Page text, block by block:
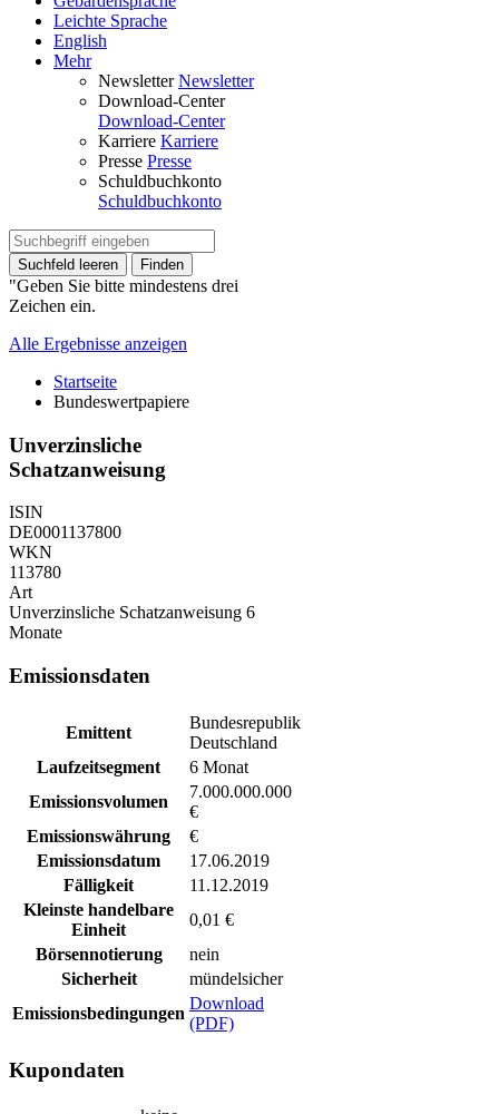
Leichte Sprache
English
Mehr
Newsletter Newsletter
Download-Center
Download-Center
Karriere Karriere
Presse Presse
Schuldbuchkonto
Schuldbuchkonto
Suchfeld leeren Finden
"Geben Sie bitte mindestens drei
Zeichen ein.
Alle Ergebnisse anzeigen
Startseite
Bundeswertpapiere
Unverzinsliche
Schatzanweisung
ISIN
DE0001137800
WKN
113780
Art
Unverzinsliche Schatzanweisung 6
Monate
Emissionsdaten
Emittent
Bundesrepublik
Deutschland
Laufzeitsegment
6 Monat
Emissionsvolumen
7.000.000.000
€
Emissionswährung
€
Emissionsdatum
17.06.2019
Fälligkeit
11.12.2019
Kleinste handelbare
Einheit
0,01 €
Börsennotierung
nein
Sicherheit
mündelsicher
Emissionsbedingungen
Download
(PDF)
Kupondaten